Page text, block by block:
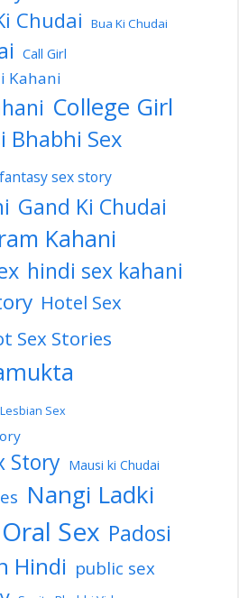
Chudai Bua Ki Chudai
Call Girl
Kahani
College Girl
Bhabhi Sex
fantasy sex story
Gand Ki Chudai
Kahani
hindi sex kahani
Hotel Sex
Sex Stories
Lesbian Sex
Story Mausi ki Chudai
Nangi Ladki
Oral Sex Padosi
Hindi public sex